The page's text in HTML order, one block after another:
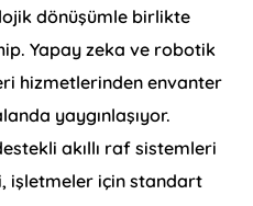
dönüşümle birlikte
Yapay zeka ve robotik
hizmetlerinden envanter
yaygınlaşıyor.
akıllı raf sistemleri
işletmeler için standart